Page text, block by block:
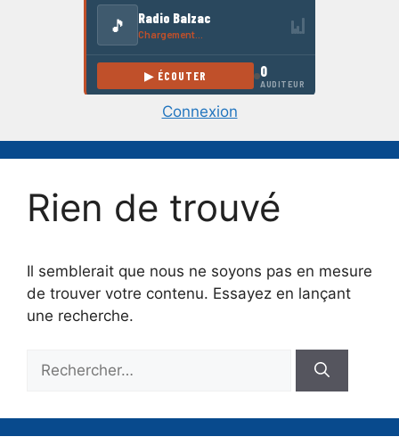
Connexion
Rien de trouvé
Il semblerait que nous ne soyons pas en mesure
de trouver votre contenu. Essayez en lançant
une recherche.
Rechercher :